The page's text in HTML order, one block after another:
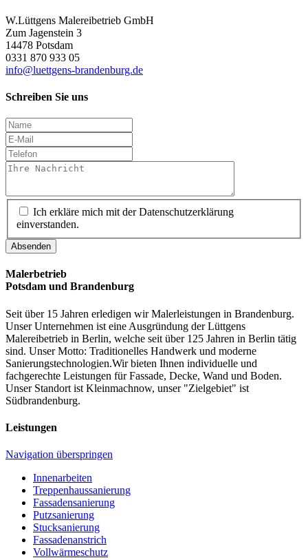
W.Lüttgens Malereibetrieb GmbH
Zum Jagenstein 3
14478 Potsdam
0331 870 933 05
info@luettgens-brandenburg.de
Schreiben Sie uns
Ich erkläre mich mit der Datenschutzerklärung
einverstanden.
Absenden
Malerbetrieb
Potsdam und Brandenburg
Seit über 15 Jahren erledigen wir Malerleistungen in Brandenburg.
Unser Unternehmen ist eine Ausgründung der Lüttgens
Malereibetrieb in Berlin, welche seit über 125 Jahren in Berlin tätig
sind. Unser Motto: Traditionelles Handwerk und moderne
Sanierungstechnologien.Wir bieten Ihnen individuelle und
fachgerechte Leistungen für Fassade, Decke, Wand und Boden.
Unser Standort ist Kleinmachnow, unser "Zielgebiet" ist
Südbrandenburg.
Leistungen
Navigation überspringen
Innenarbeiten
Treppenhaussanierung
Fassadensanierung
Putzsanierung
Stucksanierung
Fassadenanstrich
Vollwärmeschutz